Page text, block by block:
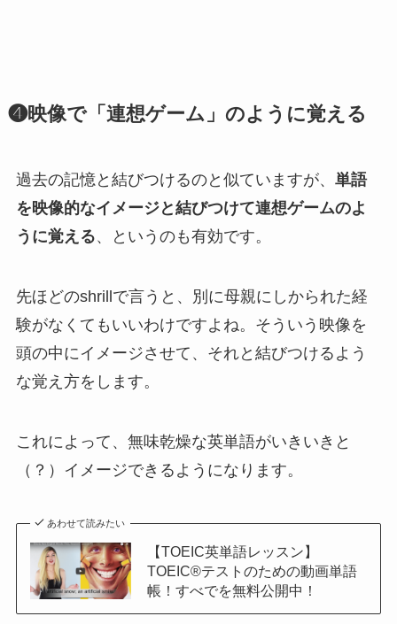
❹映像で「連想ゲーム」のように覚える
過去の記憶と結びつけるのと似ていますが、 単語
を映像的なイメージと結びつけて連想ゲームのよ
うに覚える、というのも有効です。
先ほどのshrillで言うと、別に母親にしかられた経
験がなくてもいいわけですよね。 そういう映像を
頭の中にイメージさせて、それと結びつけるよう
な覚え方をします。
これによって、無味乾燥な英単語がいきいきと
（？）イメージできるようになります。
あわせて読みたい
【TOEIC英単語レッスン】
TOEIC®テストのための動画単語
帳！すべでを無料公開中！